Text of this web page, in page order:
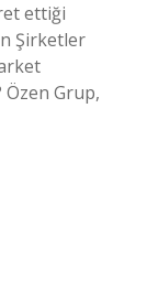
ettiği
Şirketler
Özen Grup,